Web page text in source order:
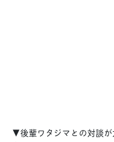
▼後輩ワタジマとの対談が